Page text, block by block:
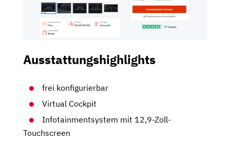
Ausstattungshighlights
frei konfigurierbar
Virtual Cockpit
Infotainmentsystem mit 12,9-Zoll-
Touchscreen